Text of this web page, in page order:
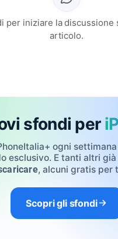
per iniziare la discussione
articolo.
sfondi per
ogni
esclusivo. E tanti altri già
, alcuni gratis per
Scopri gli sfondi